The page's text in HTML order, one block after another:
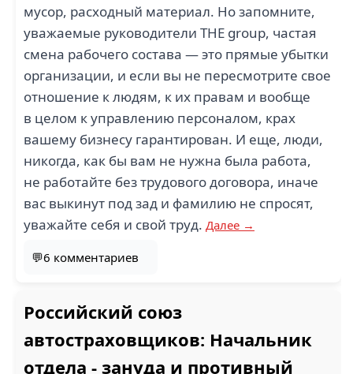
мусор, расходный материал. Но запомните,
уважаемые руководители THE group, частая
смена рабочего состава — это прямые убытки
организации, и если вы не пересмотрите свое
отношение к людям, к их правам и вообще
в целом к управлению персоналом, крах
вашему бизнесу гарантирован. И еще, люди,
никогда, как бы вам не нужна была работа,
не работайте без трудового договора, иначе
вас выкинут под зад и фамилию не спросят,
уважайте себя и свой труд. Далее →
💬6 комментариев
Российский союз
автостраховщиков: Начальник
отдела - зануда и противный